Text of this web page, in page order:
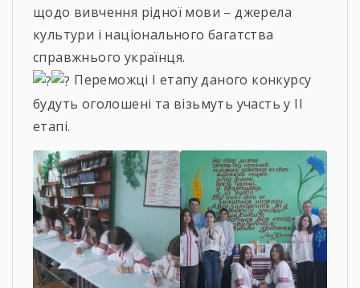
щодо вивчення рідної мови – джерела
культури і національного багатства
справжнього українця.
Переможці І етапу даного конкурсу
будуть оголошені та візьмуть участь у ІІ
етапі.